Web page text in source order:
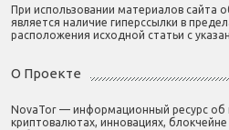
При использовании материалов сайта
является наличие гиперссылки в
расположения исходной статьи с
О Проекте
NovaTor — информационный ресурс об
криптовалютах, инновациях,